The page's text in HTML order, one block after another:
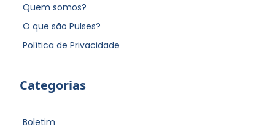
Quem somos?
O que são Pulses?
Política de Privacidade
Categorias
Boletim